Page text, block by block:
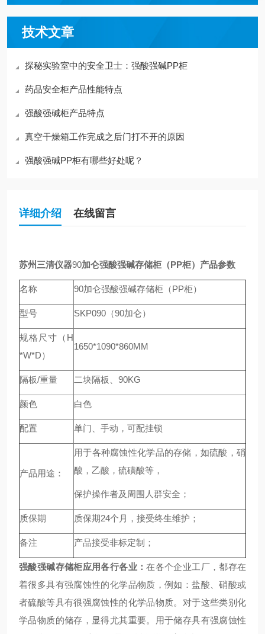
技术文章
探秘实验室中的安全卫士：强酸强碱PP柜
药品安全柜产品性能特点
强酸强碱柜产品特点
真空干燥箱工作完成之后门打不开的原因
强酸强碱PP柜有哪些好处呢？
详细介绍 在线留言
苏州三清仪器90加仑强酸强碱存储柜（PP柜）产品参数
名称 90加仑强酸强碱存储柜（PP柜）
型号 SKP090（90加仑）
规格尺寸（H
*W*D）
1650*1090*860MM
隔板/重量 二块隔板、90KG
颜色 白色
配置 单门、手动，可配挂锁
产品用途：
用于各种腐蚀性化学品的存储，如硫酸，硝
酸，乙酸，硫磺酸等，
保护操作者及周围人群安全；
质保期 质保期24个月，接受终生维护；
备注 产品接受非标定制；
强酸强碱存储柜应用各行各业：在各个企业工厂，都存在
着很多具有强腐蚀性的化学品物质，例如：盐酸、硝酸或
者硫酸等具有很强腐蚀性的化学品物质。对于这些类别化
学品物质的储存，显得尤其重要。用于储存具有强腐蚀性